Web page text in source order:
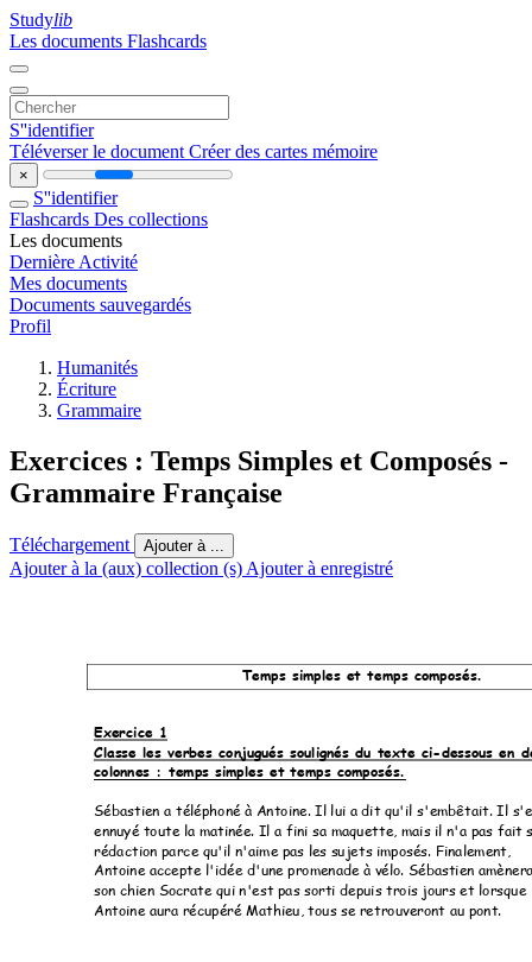
Studylib
Les documents Flashcards
S''identifier
Téléverser le document Créer des cartes mémoire
×
S''identifier
Flashcards Des collections
Les documents
Dernière Activité
Mes documents
Documents sauvegardés
Profil
Humanités
Écriture
Grammaire
Exercices : Temps Simples et Composés -
Grammaire Française
Téléchargement Ajouter à ...
Ajouter à la (aux) collection (s) Ajouter à enregistré
Temps simples et temps composés.
Exercice 1
Classe les verbes conjugués soulignés du texte ci-dessous en
colonnes : temps simples et temps composés.
Sébastien a téléphoné à Antoine. Il lui a dit qu'il s'embêtait. Il
ennuyé toute la matinée. Il a fini sa maquette, mais il n'a pas fait
rédaction parce qu'il n'aime pas les sujets imposés. Finalement,
Antoine accepte l'idée d'une promenade à vélo. Sébastien
son chien Socrate qui n'est pas sorti depuis trois jours et lorsque
Antoine aura récupéré Mathieu, tous se retrouveront au pont.